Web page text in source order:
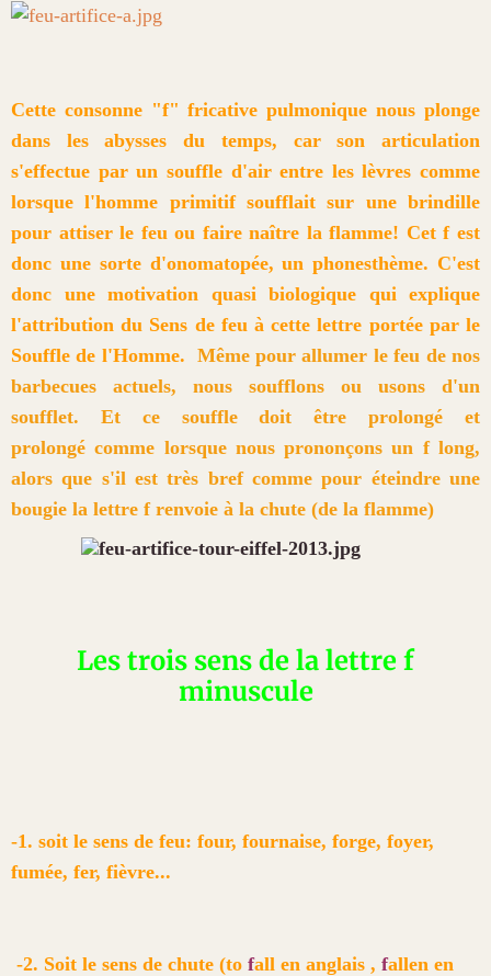
Cette consonne "f" fricative pulmonique nous plonge
dans les abysses du temps, car son articulation
s'effectue par un souffle d'air entre les lèvres comme
lorsque l'homme primitif soufflait sur une brindille
pour attiser le feu ou faire naître la flamme! Cet f est
donc une sorte d'onomatopée, un phonesthème. C'est
donc une motivation quasi biologique qui explique
l'attribution du Sens de feu à cette lettre portée par le
Souffle de l'Homme. Même pour allumer le feu de nos
barbecues actuels, nous soufflons ou usons d'un
soufflet. Et ce souffle doit être prolongé et
prolongé comme lorsque nous prononçons un f long,
alors que s'il est très bref comme pour éteindre une
bougie la lettre f renvoie à la chute (de la flamme)
Les trois sens de la lettre f
minuscule
-1. soit le sens de feu: four, fournaise, forge, foyer,
fumée, fer, fièvre...
-2. Soit le sens de chute (to fall en anglais , fallen en